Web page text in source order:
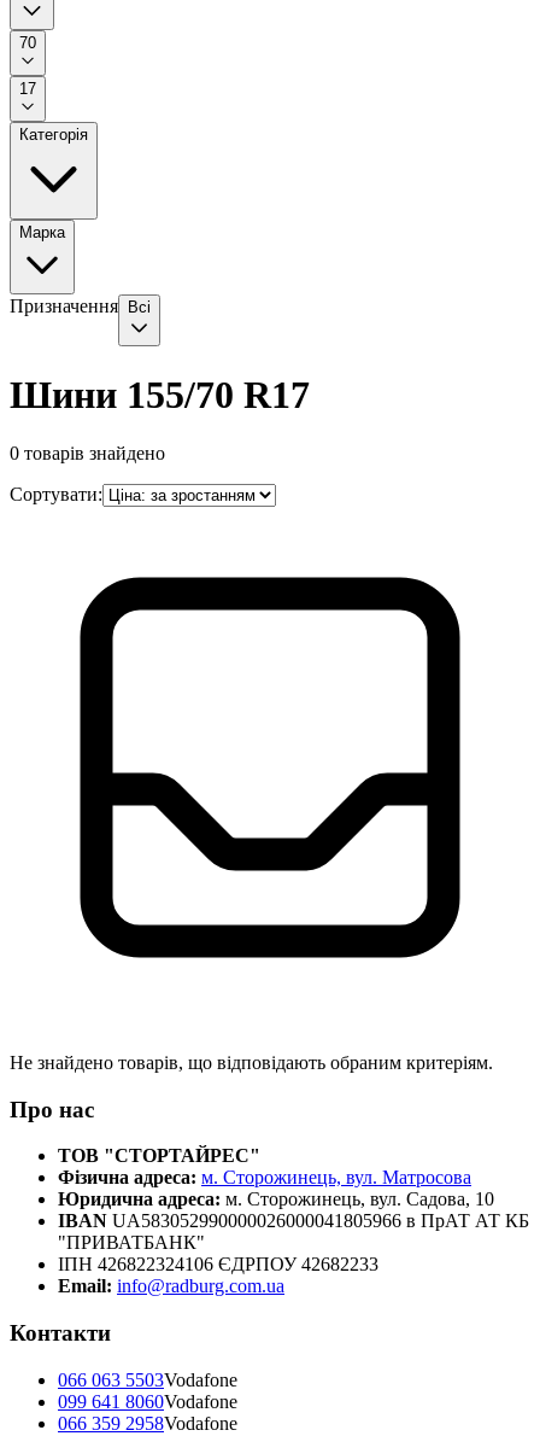
70
17
Категорія
Марка
Призначення Всі
Шини 155/70 R17
0 товарів знайдено
Сортувати:
Не знайдено товарів, що відповідають обраним критеріям.
Про нас
ТОВ "СТОРТАЙРЕС"
Фізична адреса: м. Сторожинець, вул. Матросова
Юридична адреса: м. Сторожинець, вул. Садова, 10
IBAN UA583052990000026000041805966 в ПрАТ АТ КБ
"ПРИВАТБАНК"
ІПН 426822324106 ЄДРПОУ 42682233
Email: info@radburg.com.ua
Контакти
066 063 5503Vodafone
099 641 8060Vodafone
066 359 2958Vodafone